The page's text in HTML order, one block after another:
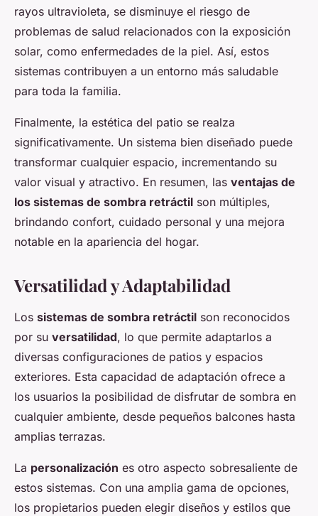
rayos ultravioleta, se disminuye el riesgo de
problemas de salud relacionados con la exposición
solar, como enfermedades de la piel. Así, estos
sistemas contribuyen a un entorno más saludable
para toda la familia.
Finalmente, la estética del patio se realza
significativamente. Un sistema bien diseñado puede
transformar cualquier espacio, incrementando su
valor visual y atractivo. En resumen, las ventajas de
los sistemas de sombra retráctil son múltiples,
brindando confort, cuidado personal y una mejora
notable en la apariencia del hogar.
Versatilidad y Adaptabilidad
Los sistemas de sombra retráctil son reconocidos
por su versatilidad, lo que permite adaptarlos a
diversas configuraciones de patios y espacios
exteriores. Esta capacidad de adaptación ofrece a
los usuarios la posibilidad de disfrutar de sombra en
cualquier ambiente, desde pequeños balcones hasta
amplias terrazas.
La personalización es otro aspecto sobresaliente de
estos sistemas. Con una amplia gama de opciones,
los propietarios pueden elegir diseños y estilos que